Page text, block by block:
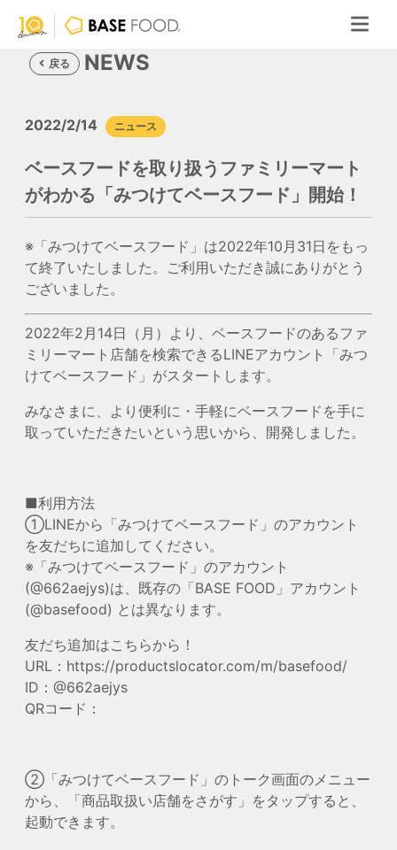
戻る NEWS
2022/2/14 ニュース
ベースフードを取り扱うファミリーマート
がわかる「みつけてベースフード」開始！
※「みつけてベースフード」は2022年10月31日をもっ
て終了いたしました。ご利用いただき誠にありがとう
ございました。
2022年2月14日（月）より、ベースフードのあるファ
ミリーマート店舗を検索できるLINEアカウント「みつ
けてベースフード」がスタートします。
みなさまに、より便利に・手軽にベースフードを手に
取っていただきたいという思いから、開発しました。
■利用方法
①LINEから「みつけてベースフード」のアカウント
を友だちに追加してください。
※「みつけてベースフード」のアカウント
(@662aejys)は、既存の「BASE FOOD」アカウント
(@basefood) とは異なります。
友だち追加はこちらから！
URL：https://productslocator.com/m/basefood/
ID：@662aejys
QRコード：
②「みつけてベースフード」のトーク画面のメニュー
から、「商品取扱い店舗をさがす」をタップすると、
起動できます。